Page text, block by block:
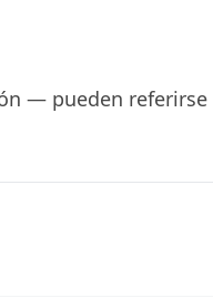
— pueden